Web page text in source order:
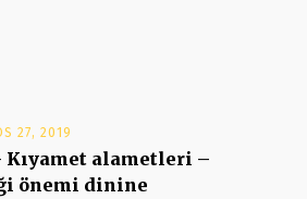
27, 2019
Kıyamet alametleri –
önemi dinine